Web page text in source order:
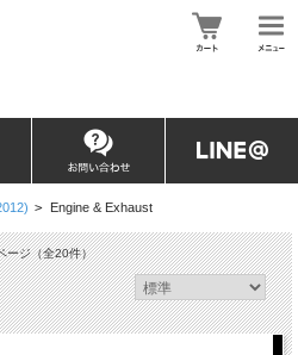
> Engine & Exhaust
ージ（全20件）